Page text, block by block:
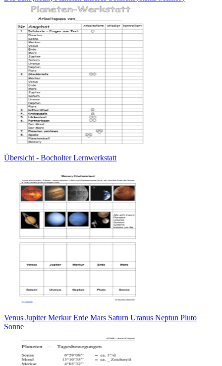
Übersicht - Bocholter Lernwerkstatt
Venus Jupiter Merkur Erde Mars Saturn Uranus Neptun Pluto
Sonne